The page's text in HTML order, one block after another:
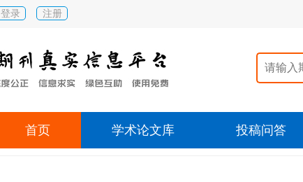
登录 注册
首页 学术论文库 投稿问答